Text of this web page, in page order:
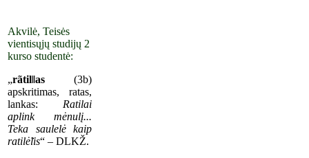
Akvilė, Teisės
vientisųjų studijų 2
kurso studentė:
„rãtil‖as (3b)
apskritimas, ratas,
lankas: Ratilai
aplink mėnulį...
Teka saulelė kaip
ratilė̃lis“ – DLKŽ.